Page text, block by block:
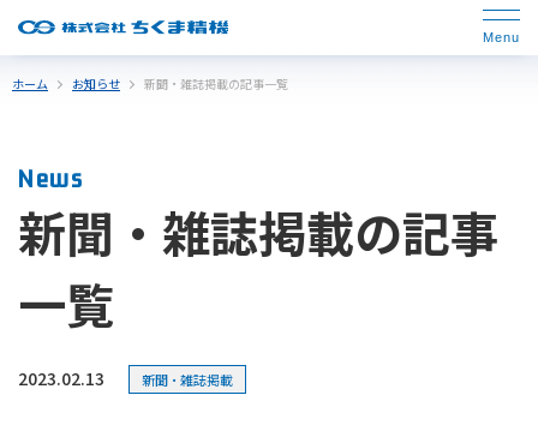
ホーム お知らせ 新聞・雑誌掲載の記事一覧
News
新聞・雑誌掲載の記事
一覧
2023.02.13 新聞・雑誌掲載